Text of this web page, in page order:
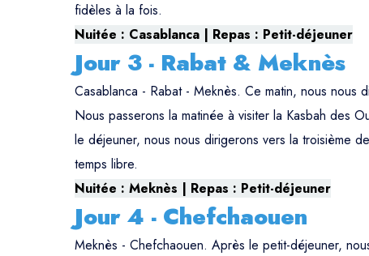
fidèles à la fois.
Nuitée : Casablanca | Repas : Petit-déjeuner
Jour 3 - Rabat & Meknès
Casablanca - Rabat - Meknès. Ce matin, nous nous
Nous passerons la matinée à visiter la Kasbah des
le déjeuner, nous nous dirigerons vers la troisième
temps libre.
Nuitée : Meknès | Repas : Petit-déjeuner
Jour 4 - Chefchaouen
Meknès - Chefchaouen. Après le petit-déjeuner,